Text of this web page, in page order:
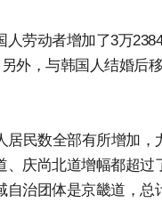
人劳动者增加了3万
外，与韩国人结婚后
居民数全部有所增加，
、庆尚北道增幅都超过
自治团体是京畿道，总